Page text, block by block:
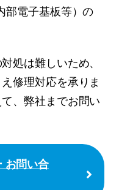
部電子基板等）の
処は難しいため、
修理対応を承りま
、弊社までお問い
お問い合